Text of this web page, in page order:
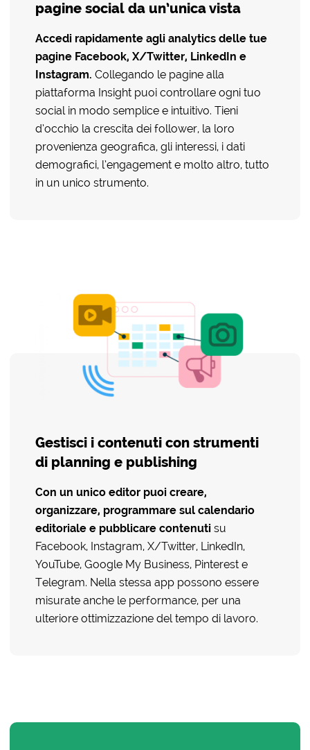
pagine social da un’unica vista
Accedi rapidamente aglianalytics delle tue
pagine Facebook, X/Twitter, LinkedIn e
Instagram.Collegando le pagine alla
piattaforma Insight puoi controllare ogni tuo
social in modo semplice e intuitivo. Tieni
d’occhio la crescita dei follower, la loro
provenienza geografica, gli interessi, i dati
demografici, l’engagement e molto altro, tutto
in un unico strumento.
Gestisci i contenuti con strumenti
di planning e publishing
Con un unico editor puoi creare,
organizzare, programmare sul calendario
editoriale e pubblicare contenuti su
Facebook, Instagram, X/Twitter, LinkedIn,
YouTube, Google My Business, Pinterest e
Telegram. Nella stessa app possono essere
misurate anche le performance, per una
ulteriore ottimizzazione del tempo di lavoro.